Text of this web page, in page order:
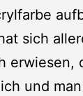
sich
erwiesen,
und